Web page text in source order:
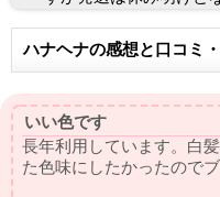
ハナヘナの感想と口コミ
いい色です
長年利用しています。白
た色味にしたかったので